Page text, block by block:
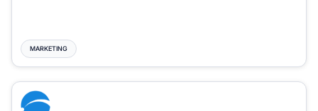
MARKETING